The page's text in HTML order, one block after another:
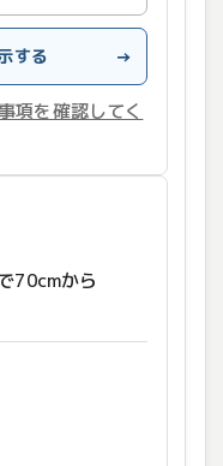
する →
項を確認してく
70cmから